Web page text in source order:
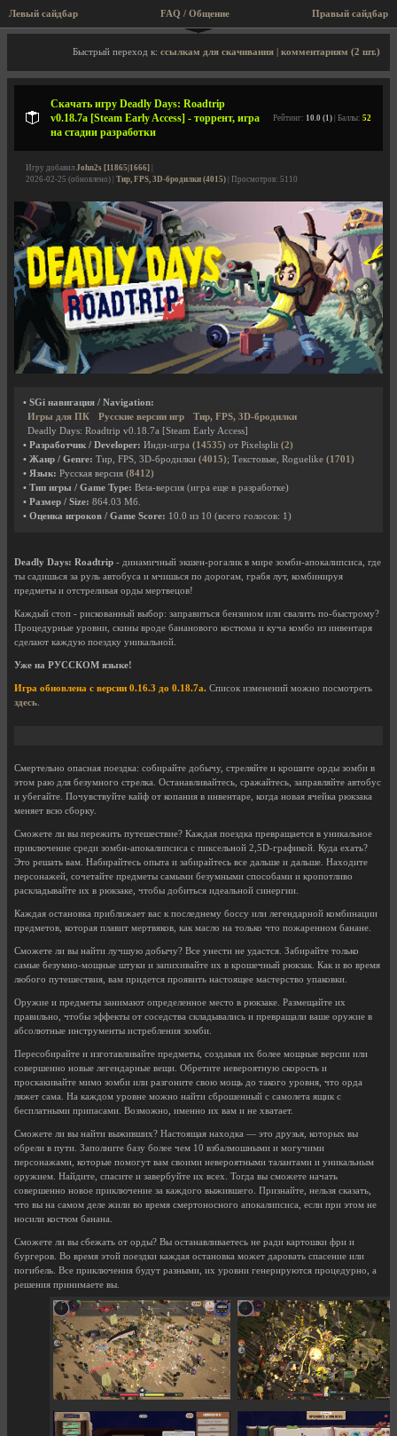
Левый сайдбар Правый сайдбар
FAQ / Общение
Описание игры, торрент, скриншоты, видео
Быстрый переход к: ссылкам для скачивания комментариям (2 шт.)
Скачать игру Deadly Days: Roadtrip
v0.18.7a [Steam Early Access] - торрент, игра
на стадии разработки
Рейтинг: 10.0 (1) | Баллы: 52
Игру добавил John2s [11865|1666]
2026-02-25 (обновлено) | Тир, FPS, 3D-бродилки (4015) | Просмотров: 5110
• SGi навигация / Navigation:
Игры для ПК
Русские версии игр
Тир, FPS, 3D-бродилки
Deadly Days: Roadtrip v0.18.7a [Steam Early Access]
• Разработчик / Developer: Инди-игра (14535) от Pixelsplit (2)
• Жанр / Genre: Тир, FPS, 3D-бродилки (4015); Текстовые, Roguelike (1701)
• Язык: Русская версия (8412)
• Тип игры / Game Type: Beta-версия (игра еще в разработке)
• Размер / Size: 864.03 Мб.
• Оценка игроков / Game Score: 10.0 из 10 (всего голосов: 1)
Deadly Days: Roadtrip - динамичный экшен-рогалик в мире зомби-апокалипсиса, где
ты садишься за руль автобуса и мчишься по дорогам, грабя лут, комбинируя
предметы и отстреливая орды мертвецов!
Каждый стоп - рискованный выбор: заправиться бензином или свалить по-быстрому?
Процедурные уровни, скины вроде бананового костюма и куча комбо из инвентаря
сделают каждую поездку уникальной.
Уже на РУССКОМ языке!
Игра обновлена с версии 0.16.3 до 0.18.7a. Список изменений можно посмотреть
здесь.
Смертельно опасная поездка: собирайте добычу, стреляйте и крошите орды зомби в
этом раю для безумного стрелка. Останавливайтесь, сражайтесь, заправляйте автобус
и убегайте. Почувствуйте кайф от копания в инвентаре, когда новая ячейка рюкзака
меняет всю сборку.
Сможете ли вы пережить путешествие? Каждая поездка превращается в уникальное
приключение среди зомби-апокалипсиса с пиксельной 2,5D-графикой. Куда ехать?
Это решать вам. Набирайтесь опыта и забирайтесь все дальше и дальше. Находите
персонажей, сочетайте предметы самыми безумными способами и кропотливо
раскладывайте их в рюкзаке, чтобы добиться идеальной синергии.
Каждая остановка приближает вас к последнему боссу или легендарной комбинации
предметов, которая плавит мертвяков, как масло на только что пожаренном банане.
Сможете ли вы найти лучшую добычу? Все унести не удастся. Забирайте только
самые безумно-мощные штуки и запихивайте их в крошечный рюкзак. Как и во время
любого путешествия, вам придется проявить настоящее мастерство упаковки.
Оружие и предметы занимают определенное место в рюкзаке. Размещайте их
правильно, чтобы эффекты от соседства складывались и превращали ваше оружие в
абсолютные инструменты истребления зомби.
Пересобирайте и изготавливайте предметы, создавая их более мощные версии или
совершенно новые легендарные вещи. Обретите невероятную скорость и
проскакивайте мимо зомби или разгоните свою мощь до такого уровня, что орда
ляжет сама. На каждом уровне можно найти сброшенный с самолета ящик с
бесплатными припасами. Возможно, именно их вам и не хватает.
Сможете ли вы найти выживших? Настоящая находка — это друзья, которых вы
обрели в пути. Заполните базу более чем 10 взбалмошными и могучими
персонажами, которые помогут вам своими невероятными талантами и уникальным
оружием. Найдите, спасите и завербуйте их всех. Тогда вы сможете начать
совершенно новое приключение за каждого выжившего. Признайте, нельзя сказать,
что вы на самом деле жили во время смертоносного апокалипсиса, если при этом не
носили костюм банана.
Сможете ли вы сбежать от орды? Вы останавливаетесь не ради картошки фри и
бургеров. Во время этой поездки каждая остановка может даровать спасение или
погибель. Все приключения будут разными, их уровни генерируются процедурно, а
решения принимаете вы.